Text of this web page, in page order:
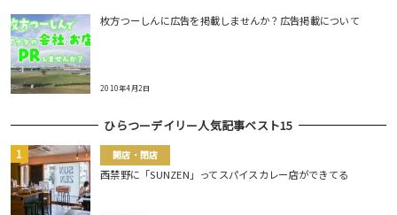
枚方つーしんに広告を掲載しませんか？広告掲載について
2010年4月2日
ひらつーデイリー人気記事ベスト15
開店・閉店
西禁野に「SUNZEN」ってスパイスカレー店ができてる